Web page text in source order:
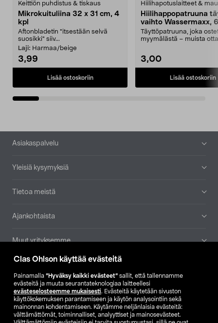
Clas Ohlson käyttää evästeitä
Painamalla ”Hyväksy kaikki evästeet” sallit, että tallennamme
evästeitä ja muuta seurantateknologiaa laitteellesi
evästeselosteemme mukaisesti. Evästeitä käytetään sivuston
käyttökokemuksen parantamiseen ja käytön analysointiin sekä
mainonnan kohdentamiseen. Käytämme neljänlaisia evästeitä:
välttämättömät, toiminnalliset, analyyttiset ja mainosevästeet.
Keittiön puhdistus & tiskaus
Mikrokuituliina 32 x 31 cm, 4
kpl
Aftonbladetin "itsestään selvä
suosikki" siiv...
Laji: Harmaa/beige
3,99
Lisää ostoskoriin
Hiilihapotuslaitteet &
Hiilihappopatruuna
vaihto Wassermaxx,
Täyttöpatruuna, joka
myymälästä – muista
3,00
Lisää ostoskoriin
Alatunniste
Asiakaspalvelu
Yleisiä kysymyksiä
Tietoa meistä
Ajankohtaista
Muut yrityksemme
Etsi myymälä
SE NO FI
FI SV